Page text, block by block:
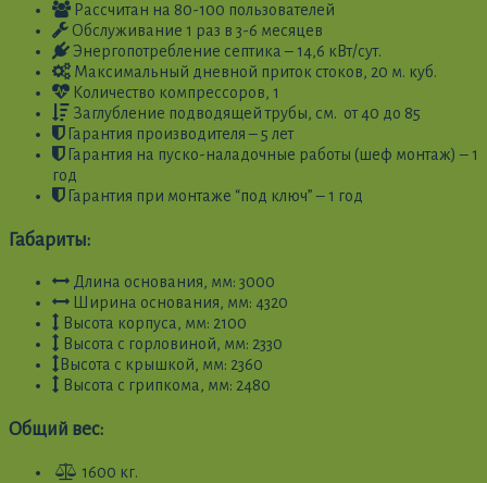
Рассчитан на 80-100 пользователей
Обслуживание 1 раз в 3-6 месяцев
Энергопотребление септика – 14,6 кВт/сут.
Максимальный дневной приток стоков, 20 м. куб.
Количество компрессоров, 1
Заглубление подводящей трубы, см. от 40 до 85
Гарантия производителя – 5 лет
Гарантия на пуско-наладочные работы (шеф монтаж) – 1
год
Гарантия при монтаже “под ключ” – 1 год
Габариты:
Длина основания, мм: 3000
Ширина основания, мм: 4320
Высота корпуса, мм: 2100
Высота с горловиной, мм: 2330
Высота с крышкой, мм: 2360
Высота с грипкома, мм: 2480
Общий вес:
1600 кг.